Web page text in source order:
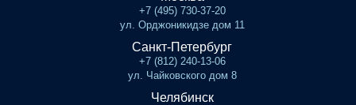
+7 (495) 730-37-20
ул. Орджоникидзе дом 11
Санкт-Петербург
+7 (812) 240-13-06
ул. Чайковского дом 8
Челябинск